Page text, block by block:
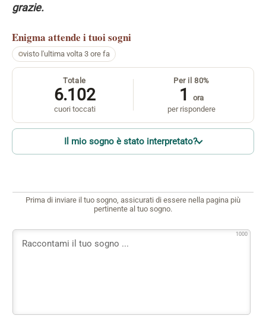
grazie.
Enigma attende i tuoi sogni
visto l'ultima volta 3 ore fa
Totale
6.102
cuori toccati
Per il 80%
1
ora
per rispondere
Il mio sogno è stato interpretato?
Prima di inviare il tuo sogno, assicurati di essere nella pagina più
pertinente al tuo sogno.
1000